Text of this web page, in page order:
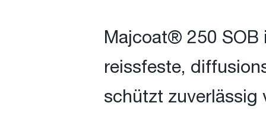
Majcoat® 250 SOB
reissfeste,
schützt zuverlässig